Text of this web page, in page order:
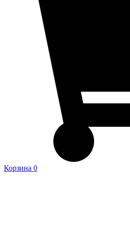
Корзина 0